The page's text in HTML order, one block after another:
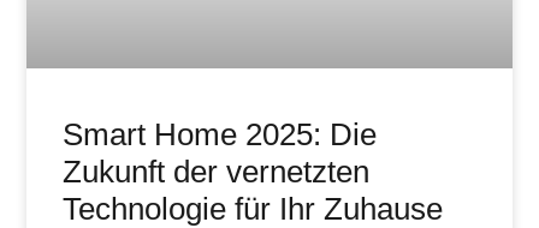
Smart Home 2025: Die
Zukunft der vernetzten
Technologie für Ihr Zuhause